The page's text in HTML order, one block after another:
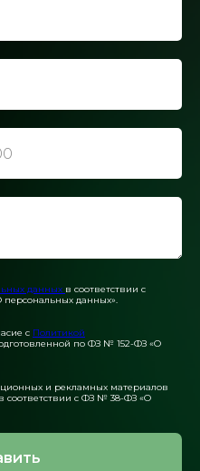
данных в соответствии с
данных».
с Политикой
по ФЗ № 152-ФЗ «О
и рекламных материалов
соответствии с ФЗ № 38-ФЗ «О